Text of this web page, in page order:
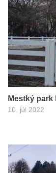
Mestký park
10. júl 2022